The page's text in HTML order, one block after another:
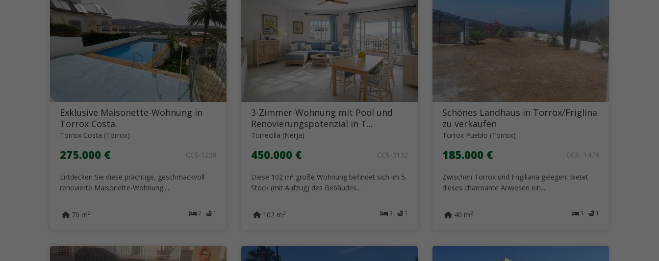
Exklusive Maisonette-Wohnung in
Torrox Costa.
Torrox Costa (Torrox)
275.000 € CCS-1238
Entdecken Sie diese prächtige, geschmackvoll
renovierte Maisonette-Wohnung....
2 1
70 m2
3-Zimmer-Wohnung mit Pool und
Renovierungspotenzial in T...
Torrecilla (Nerja)
450.000 € CCS-3132
Diese 102 m² große Wohnung befindet sich im 5.
Stock (mit Aufzug) des Gebäudes...
3 1
102 m2
Schönes Landhaus in Torrox/Friglina
zu verkaufen
Torrox Pueblo (Torrox)
185.000 € CCS- 1478
Zwischen Torrox und Frigiliana gelegen, bietet
dieses charmante Anwesen ein...
1 1
40 m2